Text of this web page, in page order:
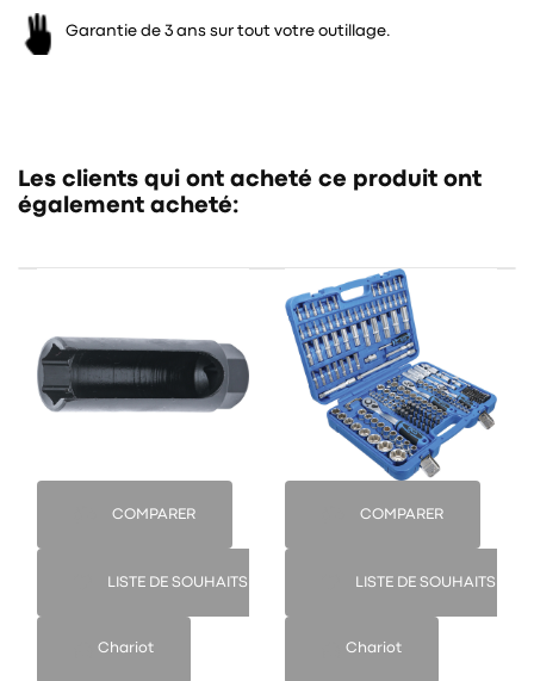
Garantie de 3 ans sur tout votre outillage.
Les clients qui ont acheté ce produit ont
également acheté:
COMPARER
LISTE DE SOUHAITS
Chariot
COMPARER
LISTE DE SOUHAITS
Chariot